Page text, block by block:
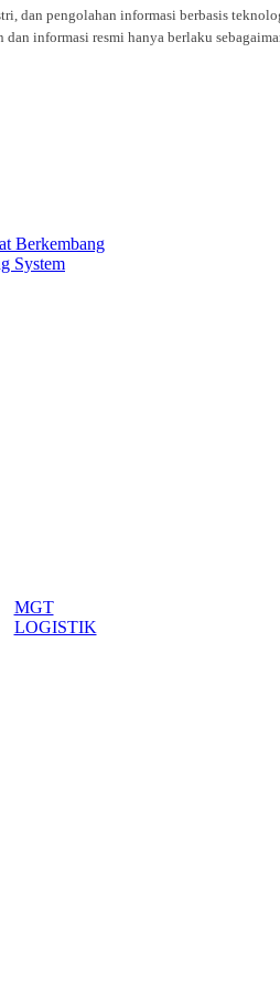
dan pengolahan informasi berbasis
informasi resmi hanya berlaku
Berkembang
System
MGT
LOGISTIK